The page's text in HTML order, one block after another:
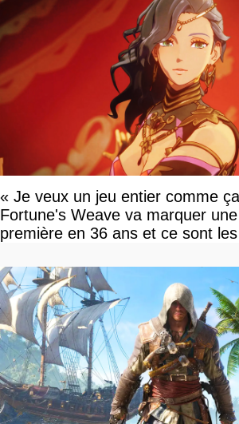
« Je veux un jeu entier comme
Fortune's Weave va marquer
première en 36 ans et ce sont